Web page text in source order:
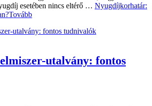
esetében nincs eltérő … Nyugdíjkorhatár:
Tovább
utalvány: fontos